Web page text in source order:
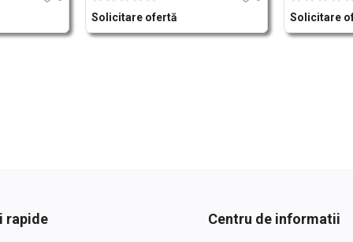
Solicitare ofertă
Solicitare
rapide Centru de informatii